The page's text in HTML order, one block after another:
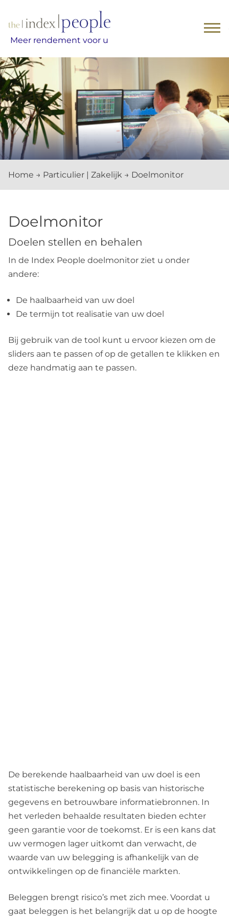
Meer rendement voor u
Home → Particulier | Zakelijk → Doelmonitor
Doelmonitor
Doelen stellen en behalen
In de Index People doelmonitor ziet u onder
andere:
De haalbaarheid van uw doel
De termijn tot realisatie van uw doel
Bij gebruik van de tool kunt u ervoor kiezen om de
sliders aan te passen of op de getallen te klikken en
deze handmatig aan te passen.
De berekende haalbaarheid van uw doel is een
statistische berekening op basis van historische
gegevens en betrouwbare informatiebronnen. In
het verleden behaalde resultaten bieden echter
geen garantie voor de toekomst. Er is een kans dat
uw vermogen lager uitkomt dan verwacht, de
waarde van uw belegging is afhankelijk van de
ontwikkelingen op de financiële markten.
Beleggen brengt risico’s met zich mee. Voordat u
gaat beleggen is het belangrijk dat u op de hoogte